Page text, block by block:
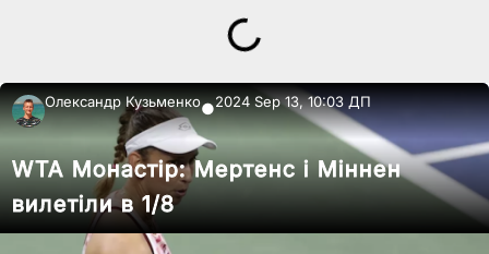
Олександр Кузьменко●2024 Sep 13, 10:03 ДП
WTA Монастір: Мертенс і Міннен
вилетіли в 1/8